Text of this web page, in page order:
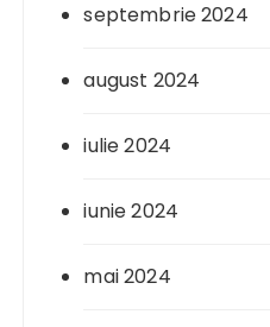
septembrie 2024
august 2024
iulie 2024
iunie 2024
mai 2024